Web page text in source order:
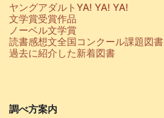
ヤングアダルトYA! YA! YA!
文学賞受賞作品
ノーベル文学賞
読書感想文全国コンクール課題図書
過去に紹介した新着図書
調べ方案内